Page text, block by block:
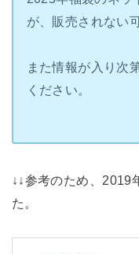
が、販売されない
また情報が入り次
ください。
↓↓参考のため、2019
た。